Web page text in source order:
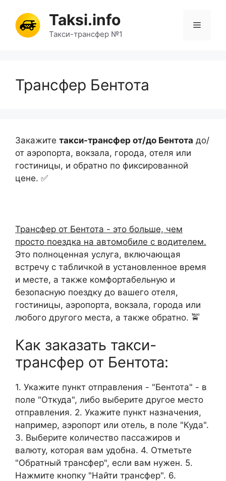
содержимому
Taksi.info
Такси-трансфер №1
Меню
Трансфер Бентота
Закажите такси-трансфер от/до Бентота до/
от аэропорта, вокзала, города, отеля или
гостиницы, и обратно по фиксированной
цене. ✅
Трансфер от Бентота - это больше, чем
просто поездка на автомобиле с водителем.
Это полноценная услуга, включающая
встречу с табличкой в установленное время
и месте, а также комфортабельную и
безопасную поездку до вашего отеля,
гостиницы, аэропорта, вокзала, города или
любого другого места, а также обратно. 🚖
Как заказать такси-
трансфер от Бентота:
1. Укажите пункт отправления - "Бентота" - в
поле "Откуда", либо выберите другое место
отправления. 2. Укажите пункт назначения,
например, аэропорт или отель, в поле "Куда".
3. Выберите количество пассажиров и
валюту, которая вам удобна. 4. Отметьте
"Обратный трансфер", если вам нужен. 5.
Нажмите кнопку "Найти трансфер". 6.